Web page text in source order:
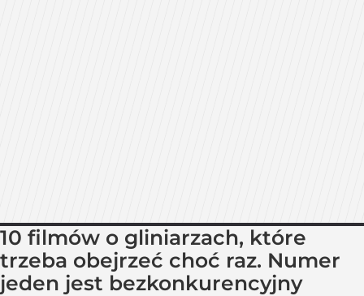
10 filmów o gliniarzach, które
trzeba obejrzeć choć raz. Numer
jeden jest bezkonkurencyjny